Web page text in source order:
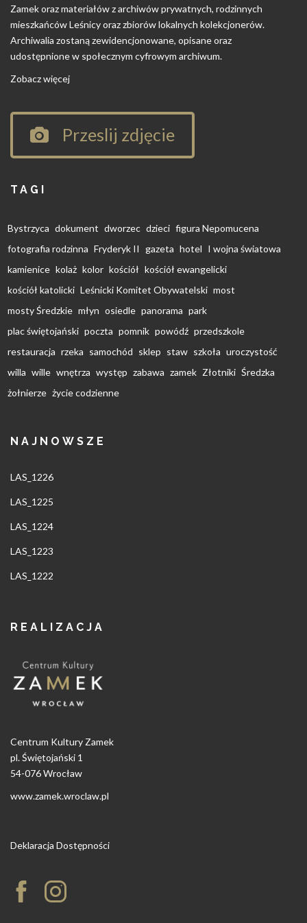
Zamek oraz materiałów z archiwów prywatnych, rodzinnych
mieszkańców Leśnicy oraz zbiorów lokalnych kolekcjonerów.
Archiwalia zostaną zewidencjonowane, opisane oraz
udostępnione w społecznym cyfrowym archiwum.
Zobacz więcej
Przeslij zdjęcie
TAGI
Bystrzyca dokument dworzec dzieci figura Nepomucena
fotografia rodzinna Fryderyk II gazeta hotel I wojna światowa
kamienice kolaż kolor kościół kościół ewangelicki
kościół katolicki Leśnicki Komitet Obywatelski most
mosty Średzkie młyn osiedle panorama park
plac świętojański poczta pomnik powódź przedszkole
restauracja rzeka samochód sklep staw szkoła uroczystość
willa wille wnętrza występ zabawa zamek Złotniki Średzka
żołnierze życie codzienne
NAJNOWSZE
LAS_1226
LAS_1225
LAS_1224
LAS_1223
LAS_1222
REALIZACJA
Centrum Kultury Zamek
pl. Świętojański 1
54-076 Wrocław
www.zamek.wroclaw.pl
Deklaracja Dostępności